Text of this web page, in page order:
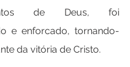
de Deus, foi
e enforcado, tornando-
da vitória de Cristo.